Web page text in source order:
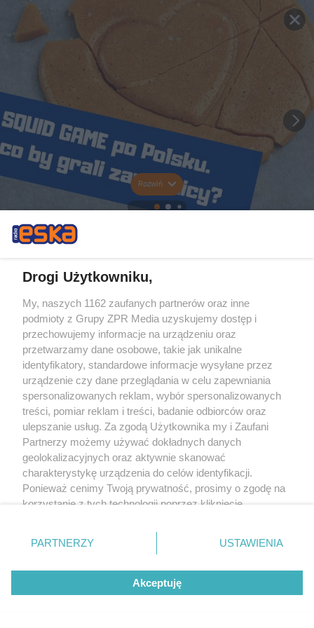
Rozwiń
Drogi Użytkowniku,
My, naszych 1162 zaufanych partnerów oraz inne
podmioty z Grupy ZPR Media uzyskujemy dostęp i
przechowujemy informacje na urządzeniu oraz
przetwarzamy dane osobowe, takie jak unikalne
identyfikatory, standardowe informacje wysyłane przez
urządzenie czy dane przeglądania w celu zapewniania
spersonalizowanych reklam, wybór spersonalizowanych
treści, pomiar reklam i treści, badanie odbiorców oraz
ulepszanie usług. Za zgodą Użytkownika my i Zaufani
Partnerzy możemy używać dokładnych danych
geolokalizacyjnych oraz aktywnie skanować
charakterystykę urządzenia do celów identyfikacji.
Ponieważ cenimy Twoją prywatność, prosimy o zgodę na
korzystanie z tych technologii poprzez kliknięcie
zmienić/wycofać klikając przycisk ustawień prywatności
znajdujący się w lewym dolnym rogu strony
rodzaje przetwarzania danych nie wymagają zgody
użytkownika, ale masz prawo sprzeciwić się takiemu
przetwarzaniu. Preferencje będą miały zastosowanie tylko
PARTNERZY USTAWIENIA
Akceptuję